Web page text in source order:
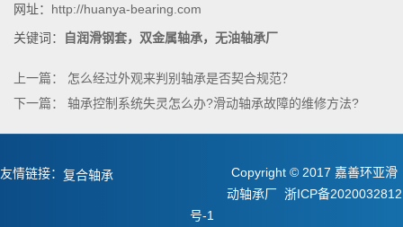
网址： http://huanya-bearing.com
关键词：
自润滑钢套， 双金属轴承， 无油轴承厂
上一篇： 怎么经过外观来判别轴承是否契合规范？
下一篇： 轴承控制系统失灵怎么办?滑动轴承故障的维修方法?
友情链接： 复合轴承
Copyright © 2017 嘉善环亚滑
动轴承厂 浙ICP备2020032812
号-1